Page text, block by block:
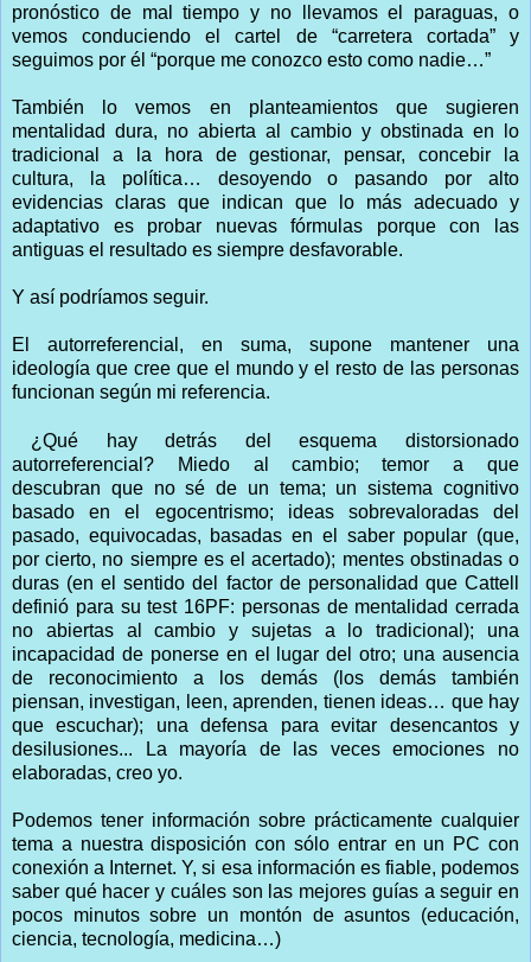
pronóstico de mal tiempo y no llevamos el paraguas, o
vemos conduciendo el cartel de “carretera cortada” y
seguimos por él “porque me conozco esto como nadie…”
También lo vemos en planteamientos que sugieren
mentalidad dura, no abierta al cambio y obstinada en lo
tradicional a la hora de gestionar, pensar, concebir la
cultura, la política… desoyendo o pasando por alto
evidencias claras que indican que lo más adecuado y
adaptativo es probar nuevas fórmulas porque con las
antiguas el resultado es siempre desfavorable.
Y así podríamos seguir.
El autorreferencial, en suma, supone mantener una
ideología que cree que el mundo y el resto de las personas
funcionan según mi referencia.
¿Qué hay detrás del esquema distorsionado
autorreferencial? Miedo al cambio; temor a que
descubran que no sé de un tema; un sistema cognitivo
basado en el egocentrismo; ideas sobrevaloradas del
pasado, equivocadas, basadas en el saber popular (que,
por cierto, no siempre es el acertado); mentes obstinadas o
duras (en el sentido del factor de personalidad que Cattell
definió para su test 16PF: personas de mentalidad cerrada
no abiertas al cambio y sujetas a lo tradicional); una
incapacidad de ponerse en el lugar del otro; una ausencia
de reconocimiento a los demás (los demás también
piensan, investigan, leen, aprenden, tienen ideas… que hay
que escuchar); una defensa para evitar desencantos y
desilusiones... La mayoría de las veces emociones no
elaboradas, creo yo.
Podemos tener información sobre prácticamente cualquier
tema a nuestra disposición con sólo entrar en un PC con
conexión a Internet. Y, si esa información es fiable, podemos
saber qué hacer y cuáles son las mejores guías a seguir en
pocos minutos sobre un montón de asuntos (educación,
ciencia, tecnología, medicina…)